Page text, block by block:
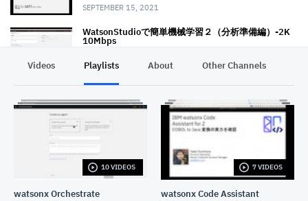
SEPTEMBER 15, 2021
WatsonStudioで簡単機械学習２（分析準備編）-2K
10Mbps
10Mbps
OCTOBER 14, 2021
WatsonStudioで簡単機械学習１（準備編）-2K
CP4D「Watson Knowledge Catalog」を利用したエ
ンタープライズ・データガバナンス (動画1：イントロ
ダクション〜ログイン/カタログの作成)
Videos Playlists About Other Channels
10 VIDEOS
watsonx Orchestrate
7 VIDEOS
watsonx Code Assistant